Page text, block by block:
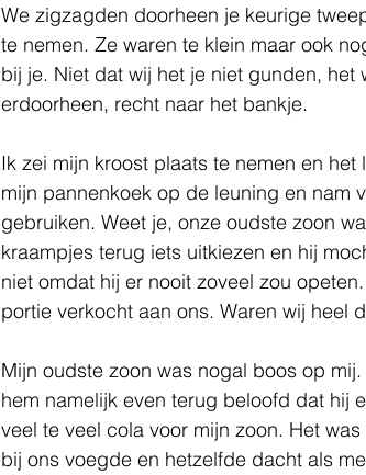
We zigzagden doorheen je keurige
te nemen. Ze waren te klein maar ook
bij je. Niet dat wij het je niet gunden,
erdoorheen, recht naar het bankje.
Ik zei mijn kroost plaats te nemen en
mijn pannenkoek op de leuning en nam
gebruiken. Weet je, onze oudste zoon
kraampjes terug iets uitkiezen en hij
niet omdat hij er nooit zoveel zou
portie verkocht aan ons. Waren wij heel
Mijn oudste zoon was nogal boos op
hem namelijk even terug beloofd dat hij
veel te veel cola voor mijn zoon. Het
bij ons voegde en hetzelfde dacht als